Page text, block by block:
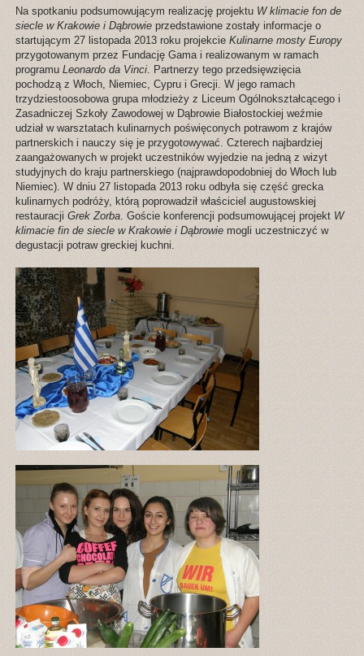
Na spotkaniu podsumowującym realizację projektu W klimacie fon de
siecle w Krakowie i Dąbrowieprzedstawione zostały informacje o
startującym 27 listopada 2013 roku projekcie Kulinarne mosty Europy
przygotowanym przez Fundację Gama i realizowanym w ramach
programu Leonardo da Vinci. Partnerzy tego przedsięwzięcia
pochodzą z Włoch, Niemiec, Cypru i Grecji. W jego ramach
trzydziestoosobowa grupa młodzieży z Liceum Ogólnokształcącego i
Zasadniczej Szkoły Zawodowej w Dąbrowie Białostockiej weźmie
udział w warsztatach kulinarnych poświęconych potrawom z krajów
partnerskich i nauczy się je przygotowywać. Czterech najbardziej
zaangażowanych w projekt uczestników wyjedzie na jedną z wizyt
studyjnych do kraju partnerskiego (najprawdopodobniej do Włoch lub
Niemiec). W dniu 27 listopada 2013 roku odbyła się część grecka
kulinarnych podróży, którą poprowadził właściciel augustowskiej
restauracji Grek Zorba. Goście konferencji podsumowującej projekt W
klimacie fin de siecle w Krakowie i Dąbrowiemogli uczestniczyć w
degustacji potraw greckiej kuchni.